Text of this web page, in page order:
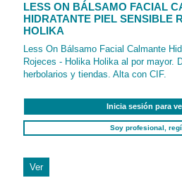
LESS ON BÁLSAMO FACIAL
HIDRATANTE PIEL SENSIBLE
HOLIKA
Less On Bálsamo Facial Calmante
Rojeces - Holika Holika al por mayor.
herbolarios y tiendas. Alta con CIF.
Inicia sesión para
Soy profesional,
Ver